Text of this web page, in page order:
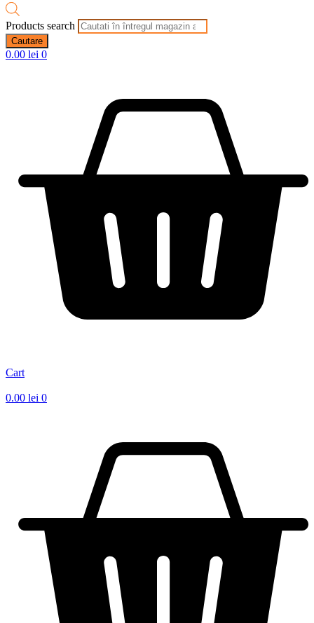
Products search
Cautare
0.00 lei 0
Cart
0.00 lei 0